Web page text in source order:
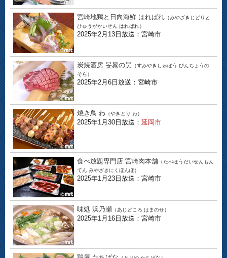
宮崎地鶏と日向海鮮 はればれ （みやざきじどりと
ひゅうがかいせん はればれ）
2025年2月13日放送：宮崎市
炭焼酒房 旻晁の昊 （すみやきしゅぼう びんちょうの
そら）
2025年2月6日放送：宮崎市
焼き鳥 わ （やきとり わ）
2025年1月30日放送： 延岡市
食べ放題専門店 宮崎肉本舗 （たべほうだいせんもん
てん みやざきにくほんぽ）
2025年1月23日放送：宮崎市
味処 浜乃瀬 （あじどころ はまのせ）
2025年1月16日放送：宮崎市